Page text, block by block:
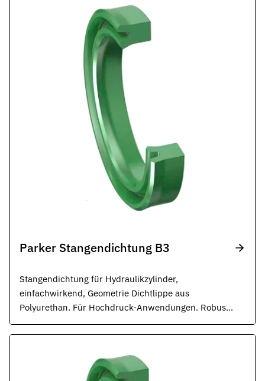
Parker Stangendichtung B3
Stangendichtung für Hydraulikzylinder,
einfachwirkend, Geometrie Dichtlippe aus
Polyurethan. Für Hochdruck-Anwendungen. Robuste
Dichtung für rauste Betriebsbedingungen. ISO 5597,
ISO 6020.